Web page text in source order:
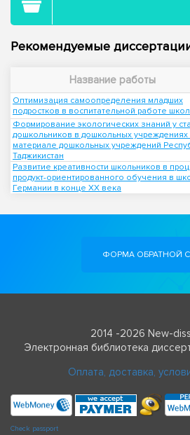
Рекомендуемые
Название работы
Оптимизация самоопределения младших
подростков в воспитательной работе
Формирование экологических знаний у
дошкольников в дошкольных учреждениях
материале дошкольных учреждений
Таджикистан
Развитие креативности школьников в
продукт-ориентированного обучения в
Германии в конце XX века
ФОРМА ОБРАТНОЙ
2014 -2026 New-
Электронная библиотека
Оплата, доставка,
Check passport